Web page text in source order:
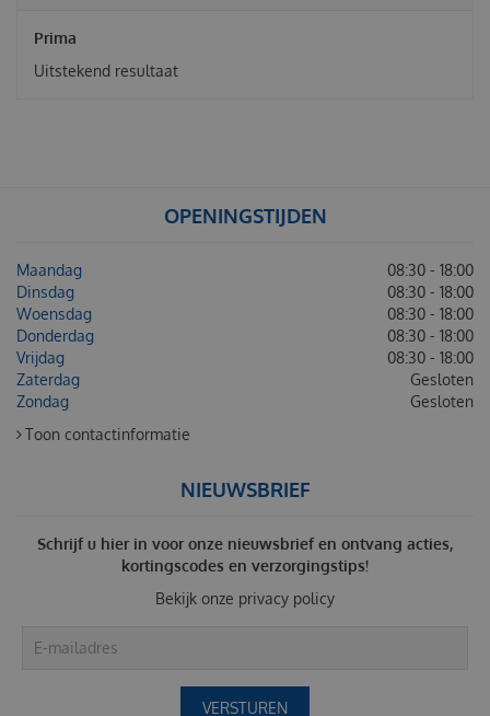
Prima
Uitstekend resultaat
OPENINGSTIJDEN
Maandag
08:30 - 18:00
Dinsdag
08:30 - 18:00
Woensdag
08:30 - 18:00
Donderdag
08:30 - 18:00
Vrijdag
08:30 - 18:00
Zaterdag
Gesloten
Zondag
Gesloten
Toon contactinformatie
NIEUWSBRIEF
Schrijf u hier in voor onze nieuwsbrief en ontvang acties,
kortingscodes en verzorgingstips!
Bekijk onze privacy policy